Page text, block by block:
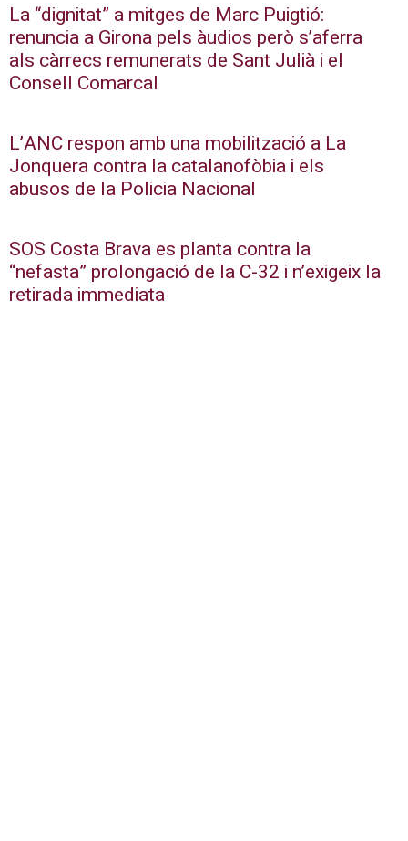
La “dignitat” a mitges de Marc Puigtió:
renuncia a Girona pels àudios però s’aferra
als càrrecs remunerats de Sant Julià i el
Consell Comarcal
L’ANC respon amb una mobilització a La
Jonquera contra la catalanofòbia i els
abusos de la Policia Nacional
SOS Costa Brava es planta contra la
“nefasta” prolongació de la C-32 i n’exigeix la
retirada immediata